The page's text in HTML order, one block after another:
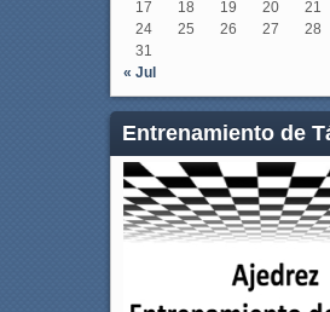
17
18 19 20 21
24
25 26 27 28
31
« Jul
Entrenamiento de